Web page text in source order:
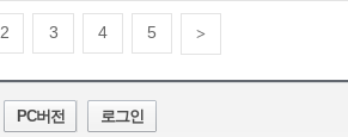
2 3 4 5 >
PC버전 로그인